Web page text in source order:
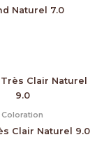
Naturel 7.0
Coloration
Clair Naturel 9.0